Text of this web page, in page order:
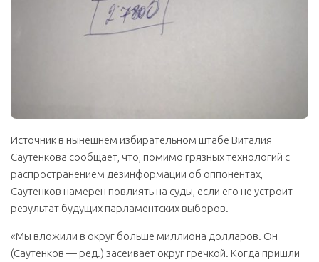
Источник в нынешнем избирательном штабе Виталия
Саутенкова сообщает, что, помимо грязных технологий с
распространением дезинформации об оппонентах,
Саутенков намерен повлиять на суды, если его не устроит
результат будущих парламентских выборов.
«Мы вложили в округ больше миллиона долларов. Он
(Саутенков — ред.) засеивает округ гречкой. Когда пришли